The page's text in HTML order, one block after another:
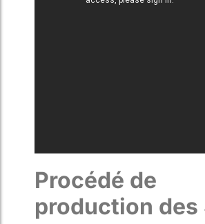
Procédé de
production des